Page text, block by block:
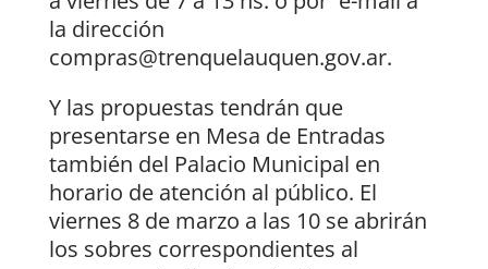
la dirección
compras@trenquelauquen.gov.ar.
Y las propuestas tendrán que
presentarse en Mesa de Entradas
también del Palacio Municipal en
horario de atención al público. El
viernes 8 de marzo a las 10 se abrirán
los sobres correspondientes al